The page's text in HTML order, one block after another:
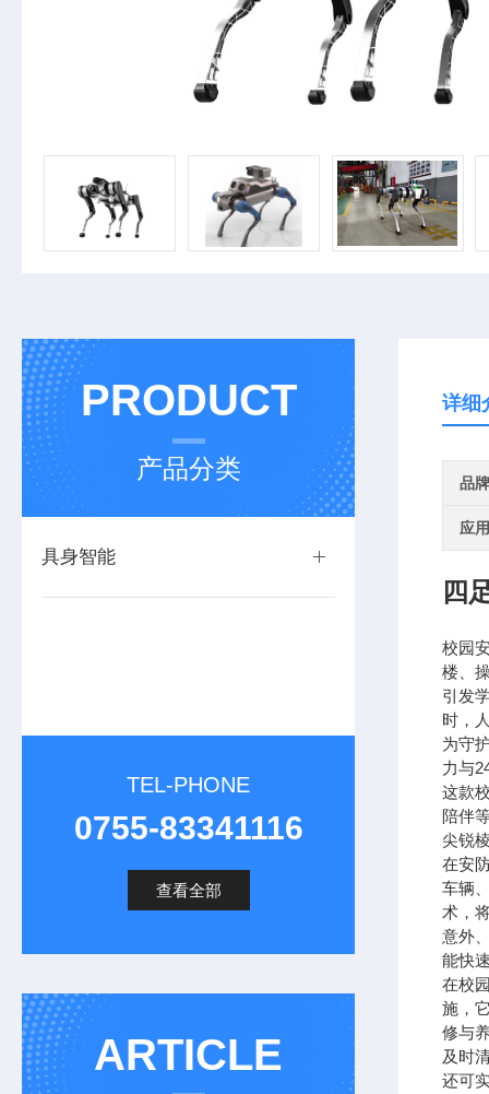
PRODUCT
产品分类
具身智能
TEL-PHONE
0755-83341116
查看全部
ARTICLE
详细
品牌
应
四
校园
楼、
引发
时，
为守
力与
这款
陪伴
尖锐
在安
车辆
术，
意外
能快
在校
施，
修与
及时
还可